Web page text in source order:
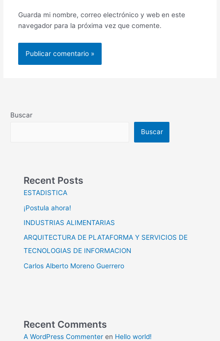
Guarda mi nombre, correo electrónico y web en este
navegador para la próxima vez que comente.
Buscar
Buscar
Recent Posts
ESTADISTICA
¡Postula ahora!
INDUSTRIAS ALIMENTARIAS
ARQUITECTURA DE PLATAFORMA Y SERVICIOS DE
TECNOLOGIAS DE INFORMACION
Carlos Alberto Moreno Guerrero
Recent Comments
A WordPress Commenter en Hello world!